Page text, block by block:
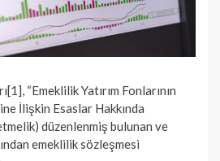
“Emeklilik Yatırım Fonlarının
İlişkin Esaslar Hakkında
düzenlenmiş bulunan ve
emeklilik sözleşmesi